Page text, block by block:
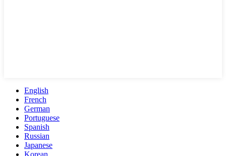
English
French
German
Portuguese
Spanish
Russian
Japanese
Korean